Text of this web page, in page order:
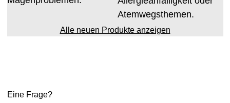
Atemwegsthemen.
Alle neuen Produkte anzeigen
Eine Frage?